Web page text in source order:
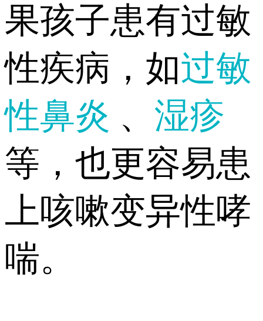
果孩子患有过敏
性疾病，如过敏
性鼻炎 、 湿疹
等，也更容易患
上咳嗽变异性哮
喘。